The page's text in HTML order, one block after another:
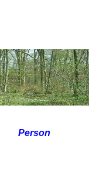
Person